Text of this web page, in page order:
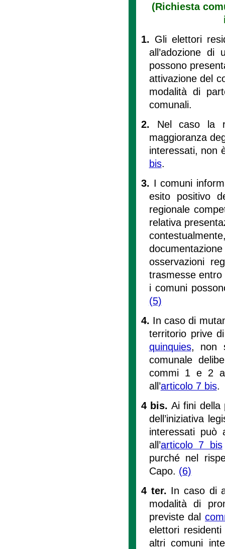
(Richiesta
1. Gli elettori
all’adozione
possono
attivazione del
modalità di
comunali.
2. Nel caso la
maggioranza
interessati, non
bis.
3. I comuni
esito positivo
regionale
relativa
osservazioni
trasmesse entro
i comuni
(5)
4. In caso di
territorio prive
quinquies, non
comunale
commi 1 e 2 a
all’articolo 7 bis.
4 bis.Ai fini della
dell’iniziativa
interessati può
all’articolo 7 bis
purché nel
Capo. (6)
4 ter. In caso di
modalità di
previste dal
elettori
altri comuni